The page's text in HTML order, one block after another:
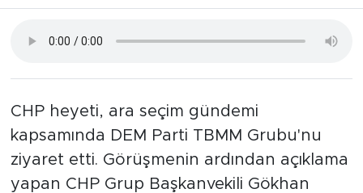
CHP heyeti, ara seçim gündemi
kapsamında DEM Parti TBMM Grubu'nu
ziyaret etti. Görüşmenin ardından açıklama
yapan CHP Grup Başkanvekili Gökhan